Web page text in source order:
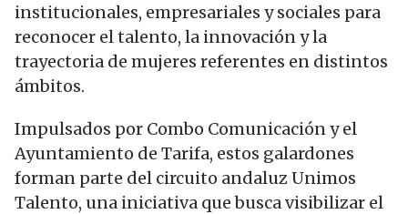
institucionales, empresariales y sociales para
reconocer el talento, la innovación y la
trayectoria de mujeres referentes en distintos
ámbitos.
Impulsados por Combo Comunicación y el
Ayuntamiento de Tarifa, estos galardones
forman parte del circuito andaluz Unimos
Talento, una iniciativa que busca visibilizar el